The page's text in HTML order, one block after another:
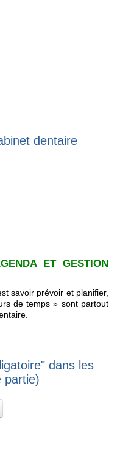
dentaire
ET GESTION
savoir prévoir et planifier,
de temps » sont partout
dans les
partie)